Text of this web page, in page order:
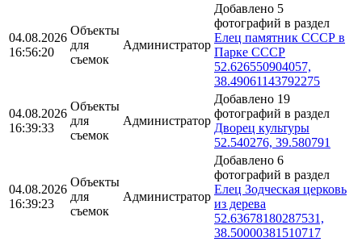
04.08.2026
16:56:20
Объекты
для
съемок
Администратор
Добавлено 5
фотографий в раздел
Елец памятник СССР в
Парке СССР
52.626550904057,
38.49061143792275
04.08.2026
16:39:33
Объекты
для
съемок
Администратор
Добавлено 19
фотографий в раздел
Дворец культуры
52.540276, 39.580791
04.08.2026
16:39:23
Объекты
для
съемок
Администратор
Добавлено 6
фотографий в раздел
Елец Зодческая церковь
из дерева
52.63678180287531,
38.50000381510717